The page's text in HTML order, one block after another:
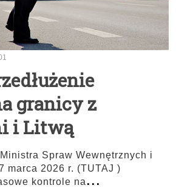
granicy z
i Litwą
Spraw Wewnętrznych i
marca 2026 r. (TUTAJ )
kontrole na...